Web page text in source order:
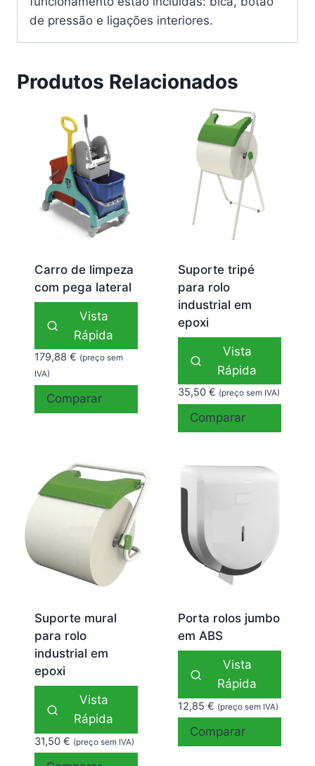
de pressão e ligações interiores.
Produtos Relacionados
Carro de limpeza
com pega lateral
Vista
Rápida
179,88 € (preço sem
IVA)
Comparar
Suporte tripé
para rolo
industrial em
epoxi
Vista
Rápida
35,50 € (preço sem IVA)
Comparar
Suporte mural
para rolo
industrial em
epoxi
Vista
Rápida
31,50 € (preço sem IVA)
Porta rolos jumbo
em ABS
Vista
Rápida
12,85 € (preço sem IVA)
Comparar